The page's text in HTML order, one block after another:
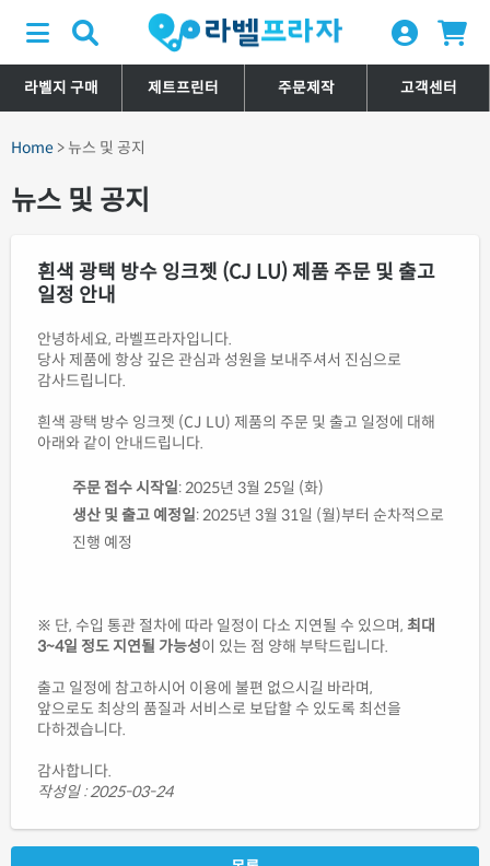
라벨지 구매 제트프린터 주문제작 고객센터
Home > 뉴스 및 공지
뉴스 및 공지
흰색 광택 방수 잉크젯 (CJ LU) 제품 주문 및 출고
일정 안내
안녕하세요, 라벨프라자입니다.
당사 제품에 항상 깊은 관심과 성원을 보내주셔서 진심으로
감사드립니다.
흰색 광택 방수 잉크젯 (CJ LU) 제품의 주문 및 출고 일정에 대해
아래와 같이 안내드립니다.
주문 접수 시작일: 2025년 3월 25일 (화)
생산 및 출고 예정일: 2025년 3월 31일 (월)부터 순차적으로
진행 예정
※ 단, 수입 통관 절차에 따라 일정이 다소 지연될 수 있으며, 최대
3~4일 정도 지연될 가능성이 있는 점 양해 부탁드립니다.
출고 일정에 참고하시어 이용에 불편 없으시길 바라며,
앞으로도 최상의 품질과 서비스로 보답할 수 있도록 최선을
다하겠습니다.
감사합니다.
작성일 : 2025-03-24